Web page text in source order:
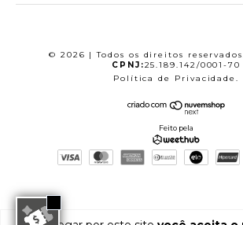
© 2026 | Todos os direitos
CPNJ:25.189.142/0001-70
Política de Privacidade.
Feito pela